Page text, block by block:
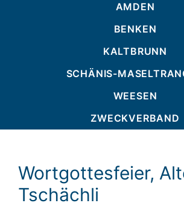
AMDEN
BENKEN
KALTBRUNN
SCHÄNIS-
WEESEN
ZWECKVERBAND
Wortgottesfeier,
Tschächli